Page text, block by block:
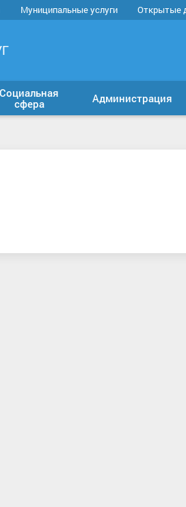
Муниципальные услуги Открытые
Социальная
сфера
Администрация